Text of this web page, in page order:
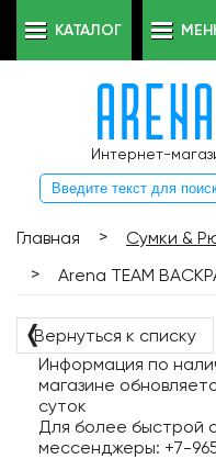
Интернет-
КАТАЛОГ
Главная > Сумки &
>
Arena TEAM
❬Вернуться к списку
Информация по
магазине
суток
Для более быстрой
мессенджеры: +7-